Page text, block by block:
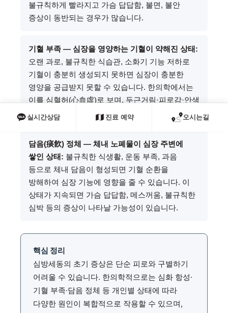
실시간상담 진료 예약 오시는길
불규칙하게 빨라지고 가슴 답답함, 불면, 불안
증상이 동반되는 경우가 많습니다.
기혈 부족 — 심장을 영양하는 기혈이 약해진 상태:
오랜 과로, 불규칙한 식습관, 소화기 기능 저하로
기혈이 충분히 생성되지 못하면 심장이 충분한
영양을 공급받지 못할 수 있습니다. 한의학에서는
이를 심혈허(心血虛)로 보며, 두근거림·피로감·안색
창백 등의 증상이 동반될 수 있습니다.
담음(痰飮) 정체 — 체내 노폐물이 심장 주변에
쌓인 상태: 불규칙한 식생활, 운동 부족, 과음
등으로 체내 담음이 형성되면 기혈 순환을
방해하여 심장 기능에 영향을 줄 수 있습니다. 이
상태가 지속되면 가슴 답답함, 메스꺼움, 불규칙한
심박 등의 증상이 나타날 가능성이 있습니다.
핵심 정리
심방세동의 초기 증상은 단순 피로와 구별하기
어려울 수 있습니다. 한의학적으로는 심화 항성·
기혈 부족·담음 정체 등 개인별 상태에 따라
다양한 원인이 복합적으로 작용할 수 있으며,